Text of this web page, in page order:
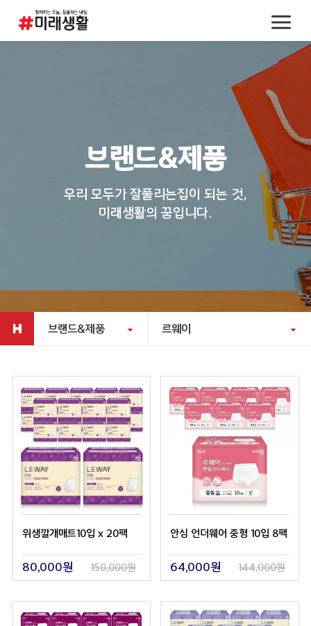
브랜드&제품
우리 모두가 잘풀리는집이 되는 것,
미래생활의 꿈입니다.
브랜드&제품 르웨이
위생깔개매트10입 x 20팩
80,000원 150,000원
안심 언더웨어 중형 10입 8팩
64,000원 144,000원